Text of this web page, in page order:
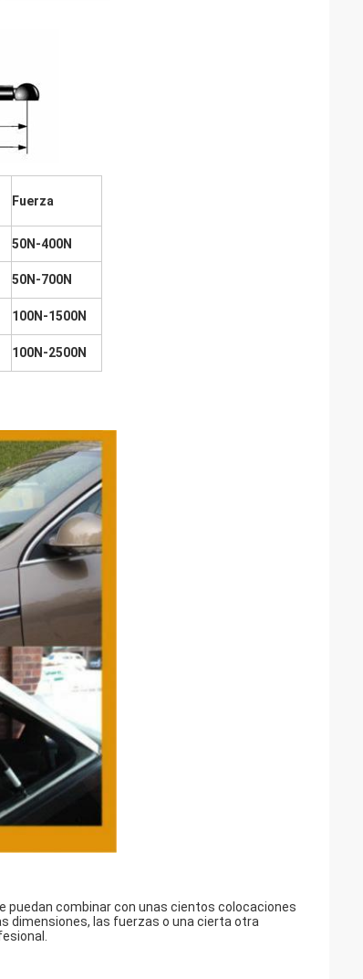
Fuerza
50N-400N
50N-700N
100N-1500N
100N-2500N
puedan combinar con unas cientos colocaciones
dimensiones, las fuerzas o una cierta otra